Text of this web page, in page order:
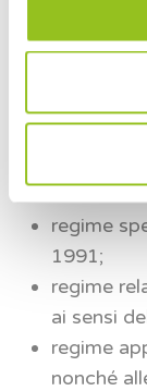
Invece, sono
operazioni
speciali IVA
regime
DPR n.
regime
1991;
regime
ai sensi
regime
nonché